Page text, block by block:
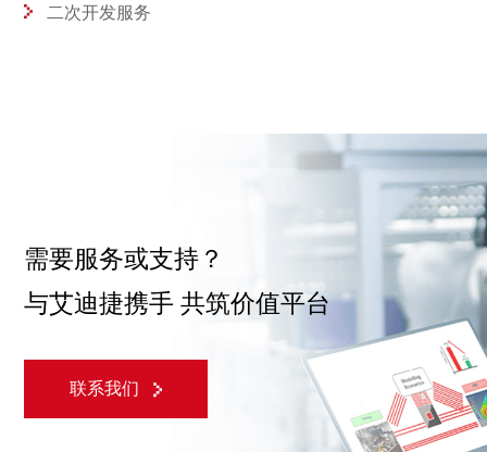
二次开发服务
需要服务或支持？
与艾迪捷携手 共筑价值平台
联系我们